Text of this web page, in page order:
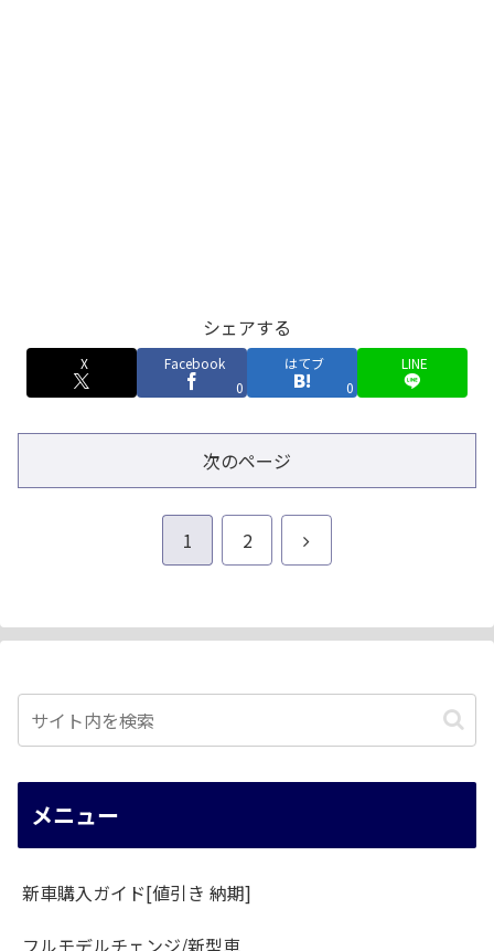
シェアする
X
Facebook
0
はてブ
0
LINE
次のページ
1 2
次
メニュー
新車購入ガイド[値引き 納期]
フルモデルチェンジ/新型車